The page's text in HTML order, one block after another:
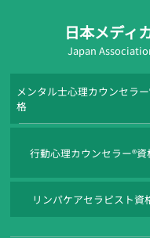
日本メディ
Japan
メンタル士心理カウンセラ
格
行動心理カウンセラー®資
リンパケアセラピスト資